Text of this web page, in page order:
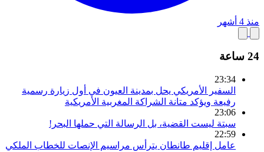
منذ 4 أشهر
24 ساعة
23:34
السفير الأمريكي يحل بمدينة العيون في أول زيارة رسمية
رفيعة ويؤكد متانة الشراكة المغربية الأمريكية
23:06
سبتة ليست القضية، بل الرسالة التي حملها البحر!
22:59
عامل إقليم طانطان يترأس مراسيم الإنصات للخطاب الملكي